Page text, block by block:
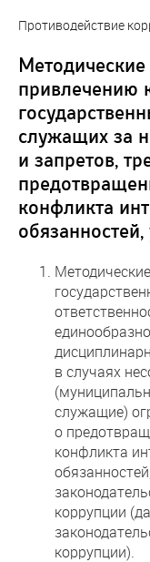
Противодействие
привлечению
служащих за
и запретов,
конфликта
в случаях
служащие)
о
конфликта
коррупции
коррупции).